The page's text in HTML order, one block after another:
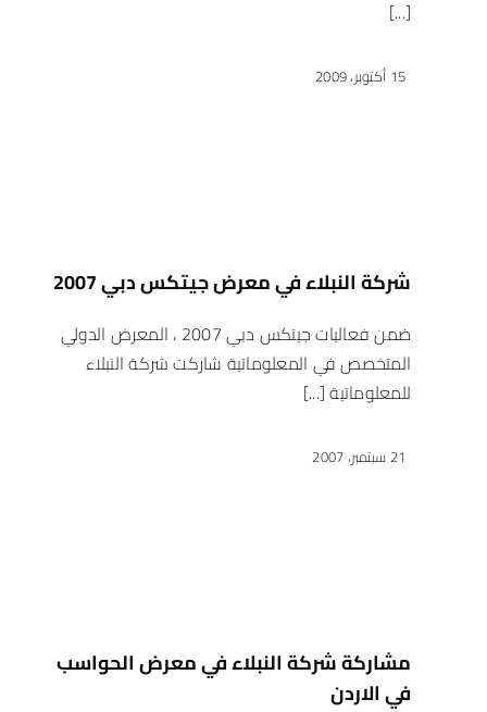
[...]
15 أكتوبر، 2009
شركة النبلاء في معرض جيتكس دبي 2007
ضمن فعاليات جيتكس دبي 2007 ، المعرض الدولي
المتخصص في المعلوماتية شاركت شركة النبلاء
للمعلوماتية [...]
21 سبتمبر، 2007
مشاركة شركة النبلاء في معرض الحواسب
في الاردن